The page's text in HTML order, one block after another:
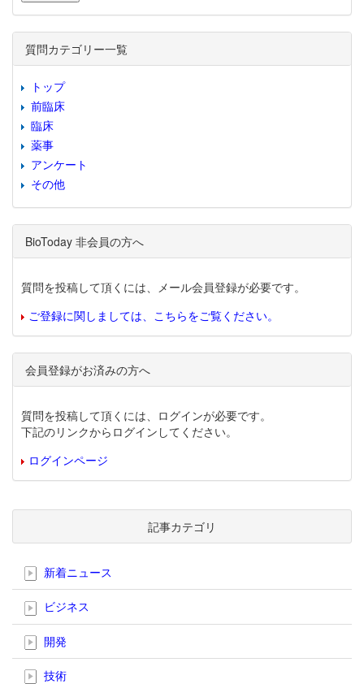
質問カテゴリー一覧
トップ
前臨床
臨床
薬事
アンケート
その他
BioToday 非会員の方へ
質問を投稿して頂くには、メール会員登録が必要です。
ご登録に関しましては、こちらをご覧ください。
会員登録がお済みの方へ
質問を投稿して頂くには、ログインが必要です。
下記のリンクからログインしてください。
ログインページ
記事カテゴリ
新着ニュース
ビジネス
開発
技術